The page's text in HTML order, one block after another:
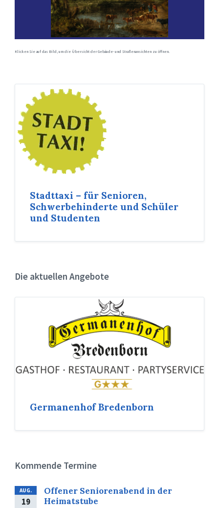
Klicken Sie auf das Bild, um die Übersicht der Gebäude- und Straßenansichten zu öffnen.
Stadttaxi – für Senioren,
Schwerbehinderte und Schüler
und Studenten
Die aktuellen Angebote
Germanenhof Bredenborn
Kommende Termine
AUG.
19
Offener Seniorenabend in der
Heimatstube